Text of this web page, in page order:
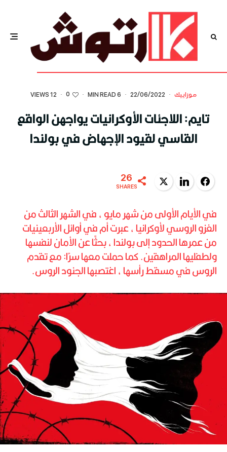
موزاييك ·
22/06/2022
·
6 MIN READ
·
0
·
12 VIEWS
تايم: اللاجئات الأوكرانيات يواجهن الواقع
القاسي لقيود الإجهاض في بولندا
Facebook
LinkedIn
Twitter
26
SHARES
في الأيام الأولى من شهر مايو ، في الشهر الثالث من
الغزو الروسي لأوكرانيا ، عبرت أم في أوائل الأربعينيات
من عمرها الحدود إلى بولندا ، بحثًا عن الأمان لنفسها
ولطفليها المراهقين. كما حملت معها سرًا: مع تقدم
الروس في مسقط رأسها ، اغتصبها الجنود الروس.